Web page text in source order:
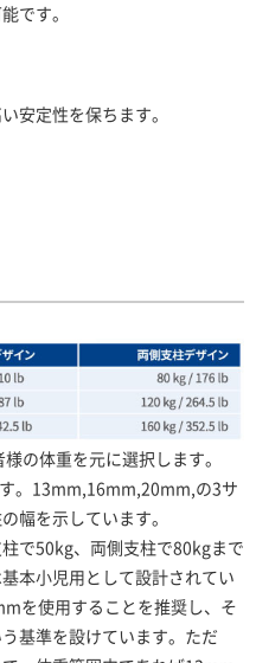
です。
安定性を保ちます。
の体重を元に選択します。
。13mm,16mm,20mm,の3サ
幅を示しています。
で50kg、両側支柱で80kgまで
本小児用として設計されてい
を使用することを推奨し、そ
基準を設けています。ただ